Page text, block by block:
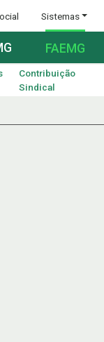
Sistemas
FAEMG
Contribuição
Sindical